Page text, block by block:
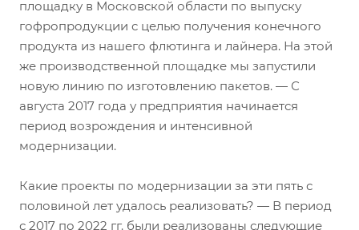
площадку в Московской области по выпуску
гофропродукции с целью получения конечного
продукта из нашего флютинга и лайнера. На этой
же производственной площадке мы запустили
новую линию по изготовлению пакетов. — С
августа 2017 года у предприятия начинается
период возрождения и интенсивной
модернизации.
Какие проекты по модернизации за эти пять с
половиной лет удалось реализовать? — В период
с 2017 по 2022 гг. были реализованы следующие